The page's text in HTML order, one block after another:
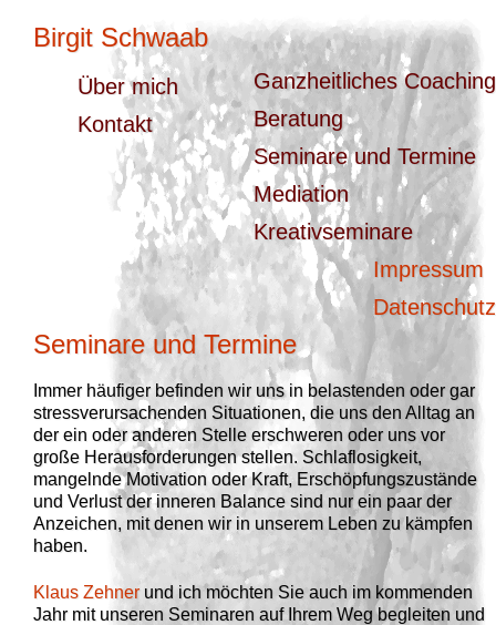
Birgit Schwaab
Über mich
Kontakt
Ganzheitliches Coaching
Beratung
Seminare und Termine
Mediation
Kreativseminare
Impressum
Datenschutz
Seminare und Termine
Immer häufiger befinden wir uns in belastenden oder gar
stressverursachenden Situationen, die uns den Alltag an
der ein oder anderen Stelle erschweren oder uns vor
große Herausforderungen stellen. Schlaflosigkeit,
mangelnde Motivation oder Kraft, Erschöpfungszustände
und Verlust der inneren Balance sind nur ein paar der
Anzeichen, mit denen wir in unserem Leben zu kämpfen
haben.
Klaus Zehner und ich möchten Sie auch im kommenden
Jahr mit unseren Seminaren auf Ihrem Weg begleiten und